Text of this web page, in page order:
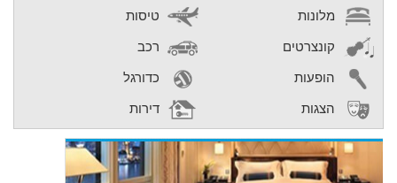
מלונות טיסות
קונצרטים רכב
הופעות כדורגל
הצגות דירות